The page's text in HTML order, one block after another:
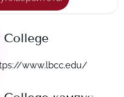
College
www.lbcc.edu/